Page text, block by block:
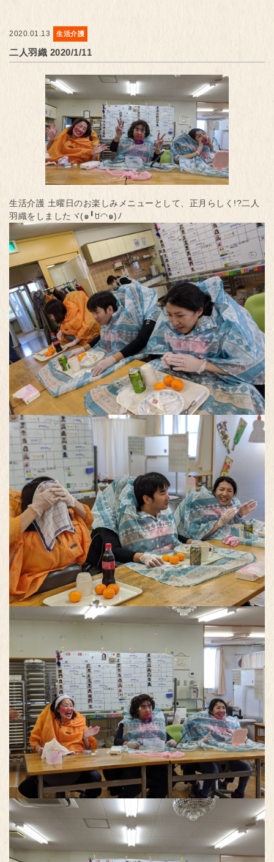
2020.01.13 生活介護
二人羽織 2020/1/11
生活介護 土曜日のお楽しみメニューとして、正月らしく!?二人
羽織をしましたヾ(๑╹ꇴ◠๑)ﾉ